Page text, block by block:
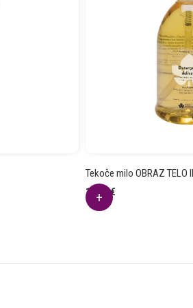
Tekoče milo OBRAZ TELO
15.24€